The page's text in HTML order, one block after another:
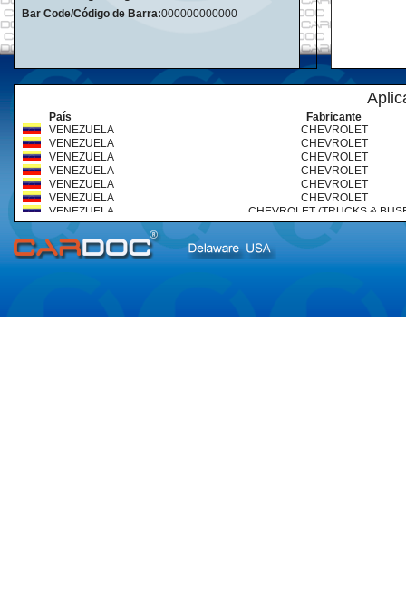
Bar Code/Código de Barra:000000000000
País
Fabricante
VENEZUELA
CHEVROLET
VENEZUELA
CHEVROLET
VENEZUELA
CHEVROLET
VENEZUELA
CHEVROLET
VENEZUELA
CHEVROLET
VENEZUELA
CHEVROLET
VENEZUELA
CHEVROLET (TRUCKS &
VENEZUELA
CHEVROLET (TRUCKS &
VENEZUELA
CHEVROLET (TRUCKS &
VENEZUELA